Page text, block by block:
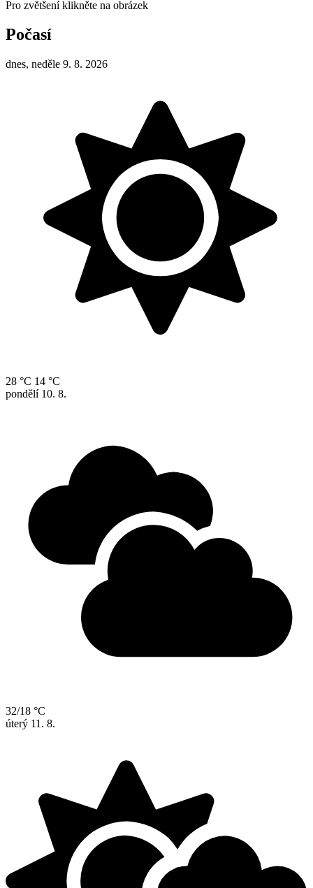
Pro zvětšení klikněte na obrázek
Počasí
dnes, neděle 9. 8. 2026
28 °C 14 °C
pondělí 10. 8.
32/18 °C
úterý 11. 8.